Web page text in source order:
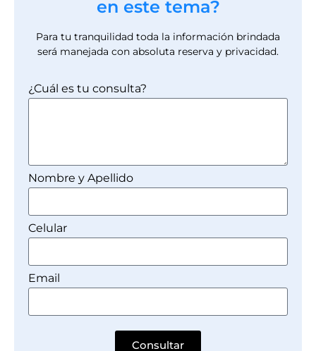
en este tema?
Para tu tranquilidad toda la información brindada
será manejada con absoluta reserva y privacidad.
¿Cuál es tu consulta?
Nombre y Apellido
Celular
Email
Consultar